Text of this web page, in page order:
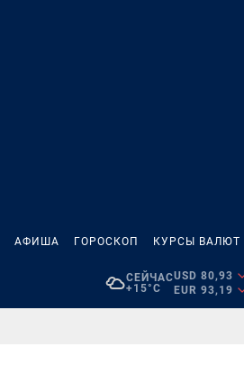
АФИША ГОРОСКОП КУРСЫ ВАЛЮТ
СЕЙЧАС
+15°C
USD 80,93
EUR 93,19